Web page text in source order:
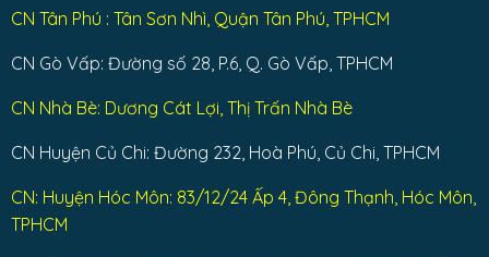
CN Tân Phú : Tân Sơn Nhì, Quận Tân Phú, TPHCM
CN Gò Vấp: Đường số 28, P.6, Q. Gò Vấp, TPHCM
CN Nhà Bè: Dương Cát Lợi, Thị Trấn Nhà Bè
CN Huyện Củ Chi: Đường 232, Hoà Phú, Củ Chi, TPHCM
CN: Huyện Hóc Môn: 83/12/24 Ấp 4, Đông Thạnh, Hóc Môn,
TPHCM